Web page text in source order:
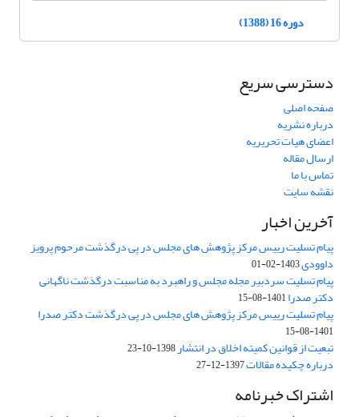
دوره 16 (1388)
دسترسی سریع
صفحه اصلی
درباره نشریه
اعضای هیات تحریریه
ارسال مقاله
تماس با ما
نقشه سایت
آخرین اخبار
پیام تسلیت رییس مرکز پژوهش های مجلس در پی درگذشت مرحوم پرویز
داوودی1403-02-01
پیام تسلیت سردبیر مجله مجلس و راهبرد به مناسبت درگذشت ناگهانی
دکتر صدرا1401-08-15
پیام تسلیت رییس مرکز پژوهش های مجلس در پی درگذشت دکتر صدرا
1401-08-15
تبعیت از قوانین کمیته اخلاق در انتشار1398-10-23
درباره چکیده مقالات1397-12-27
اشتراک خبرنامه